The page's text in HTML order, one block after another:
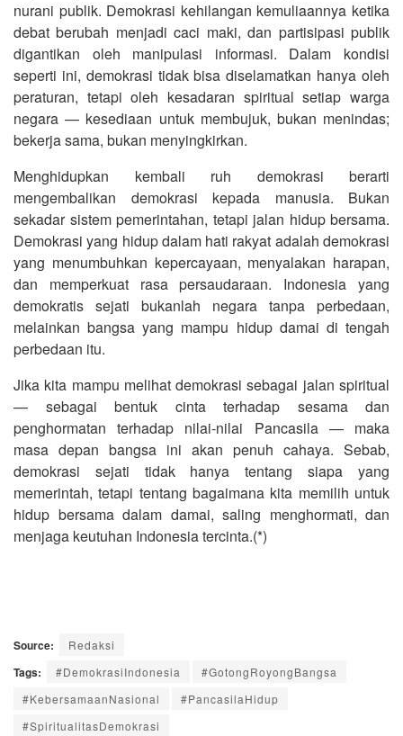
nurani publik. Demokrasi kehilangan kemuliaannya ketika
debat berubah menjadi caci maki, dan partisipasi publik
digantikan oleh manipulasi informasi. Dalam kondisi
seperti ini, demokrasi tidak bisa diselamatkan hanya oleh
peraturan, tetapi oleh kesadaran spiritual setiap warga
negara — kesediaan untuk membujuk, bukan menindas;
bekerja sama, bukan menyingkirkan.
Menghidupkan kembali ruh demokrasi berarti
mengembalikan demokrasi kepada manusia. Bukan
sekadar sistem pemerintahan, tetapi jalan hidup bersama.
Demokrasi yang hidup dalam hati rakyat adalah demokrasi
yang menumbuhkan kepercayaan, menyalakan harapan,
dan memperkuat rasa persaudaraan. Indonesia yang
demokratis sejati bukanlah negara tanpa perbedaan,
melainkan bangsa yang mampu hidup damai di tengah
perbedaan itu.
Jika kita mampu melihat demokrasi sebagai jalan spiritual
— sebagai bentuk cinta terhadap sesama dan
penghormatan terhadap nilai-nilai Pancasila — maka
masa depan bangsa ini akan penuh cahaya. Sebab,
demokrasi sejati tidak hanya tentang siapa yang
memerintah, tetapi tentang bagaimana kita memilih untuk
hidup bersama dalam damai, saling menghormati, dan
menjaga keutuhan Indonesia tercinta.(*)
Source: Redaksi
Tags: #DemokrasiIndonesia
#GotongRoyongBangsa
#KebersamaanNasional
#PancasilaHidup
#SpiritualitasDemokrasi